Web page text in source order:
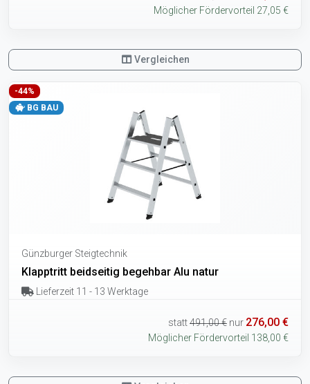
Möglicher Fördervorteil 27,05 €
Vergleichen
-44%
BG BAU
Günzburger Steigtechnik
Klapptritt beidseitig begehbar Alu natur
Lieferzeit 11 - 13 Werktage
statt491,00 € nur 276,00 €
Möglicher Fördervorteil 138,00 €